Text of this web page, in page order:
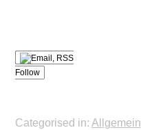
Follow
Categorised in: Allgemein